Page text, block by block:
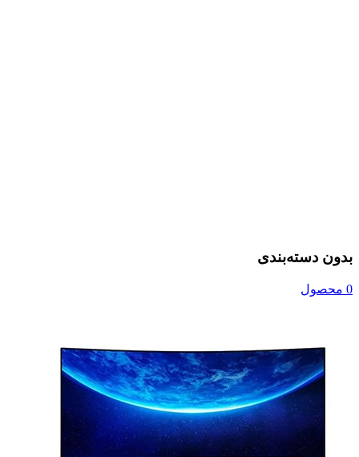
بدون دسته‌بندی
0 محصول